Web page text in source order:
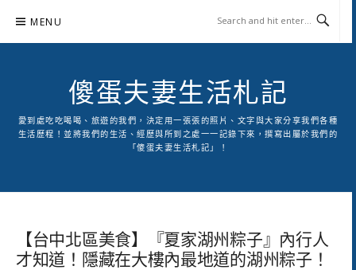
content
MENU
傻蛋夫妻生活札記
愛到處吃吃喝喝、旅遊的我們，決定用一張張的照片、文字與大家分享我們各種
生活歷程！並將我們的生活、經歷與所到之處一一記錄下來，撰寫出屬於我們的
「傻蛋夫妻生活札記」！
【台中北區美食】『夏家湖州粽子』內行人
才知道！隱藏在大樓內最地道的湖州粽子！